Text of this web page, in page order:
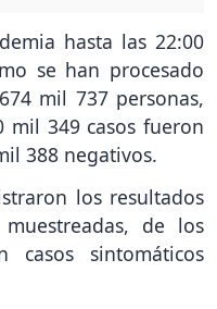
hasta las 22:00
se han procesado
mil 737 personas,
mil 349 casos fueron
388 negativos.
los resultados
de los
sintomáticos